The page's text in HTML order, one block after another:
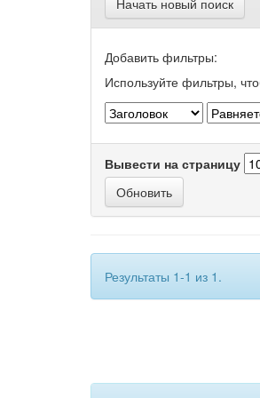
Начать новый поиск
Добавить фильтры:
Используйте фильтры,
Вывести на страницу
Результаты 1-1 из 1.